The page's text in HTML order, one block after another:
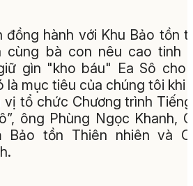
đồng hành với Khu Bảo tồn
cùng bà con nêu cao tinh
gìn "kho báu" Ea Sô cho
là mục tiêu của chúng tôi khi
vị tổ chức Chương trình
ông Phùng Ngọc Khanh,
Bảo tồn Thiên nhiên và